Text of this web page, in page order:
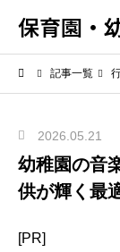
保育園・
記事一覧
2026.05.21
幼稚園の音
供が輝く最
[PR]